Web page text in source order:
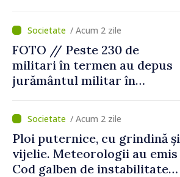
/ Acum 2 zile
FOTO // Peste 230 de
militari în termen au depus
jurământul militar în
/ Acum 2 zile
Ploi puternice, cu grindină și
vijelie. Meteorologii au emis
Cod galben de instabilitate